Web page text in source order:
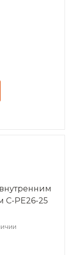
C-PE26-25